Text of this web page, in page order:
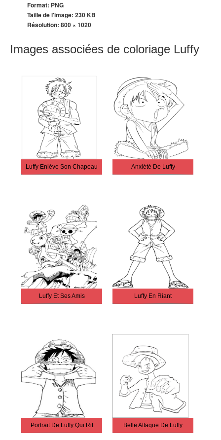
Format: PNG
Taille de l'image: 230 KB
Résolution: 800 × 1020
Images associées de coloriage Luffy
Luffy Enlève Son Chapeau Anxiété De Luffy
Luffy Et Ses Amis Luffy En Riant
Portrait De Luffy Qui Rit Belle Attaque De Luffy